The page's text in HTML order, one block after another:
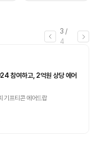
4 /
4
회차
(토)